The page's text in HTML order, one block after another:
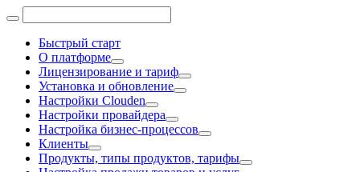
Быстрый старт
О платформе
Лицензирование и тариф
Установка и обновление
Настройки Clouden
Настройки провайдера
Настройка бизнес-процессов
Клиенты
Продукты, типы продуктов, тарифы